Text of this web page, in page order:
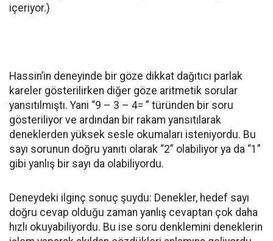
içeriyor.)
Hassin’in deneyinde bir göze dikkat dağıtıcı parlak
kareler gösterilirken diğer göze aritmetik sorular
yansıtılmıştı. Yani “9 – 3 – 4= ” türünden bir soru
gösteriliyor ve ardından bir rakam yansıtılarak
deneklerden yüksek sesle okumaları isteniyordu. Bu
sayı sorunun doğru yanıtı olarak “2” olabiliyor ya da “1”
gibi yanlış bir sayı da olabiliyordu.
Deneydeki ilginç sonuç şuydu: Denekler, hedef sayı
doğru cevap olduğu zaman yanlış cevaptan çok daha
hızlı okuyabiliyordu. Bu ise soru denklemini deneklerin